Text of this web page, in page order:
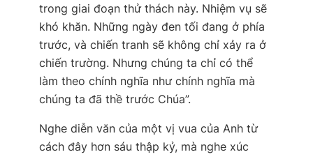
trong giai đoạn thử thách này. Nhiệm vụ sẽ
khó khăn. Những ngày đen tối đang ở phía
trước, và chiến tranh sẽ không chỉ xảy ra ở
chiến trường. Nhưng chúng ta chỉ có thể
làm theo chính nghĩa như chính nghĩa mà
chúng ta đã thề trước Chúa”.
Nghe diễn văn của một vị vua của Anh từ
cách đây hơn sáu thập kỷ, mà nghe xúc